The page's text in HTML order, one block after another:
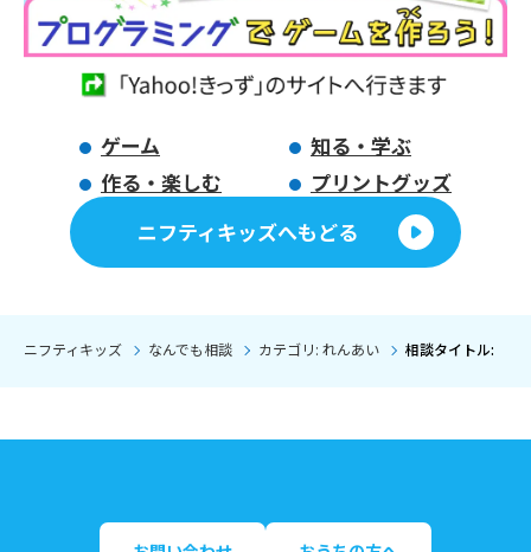
ゲーム
知る・学ぶ
作る・楽しむ
プリントグッズ
ニフティキッズへもどる
ニフティキッズ なんでも相談 カテゴリ: れんあい 相談タイトル: 【